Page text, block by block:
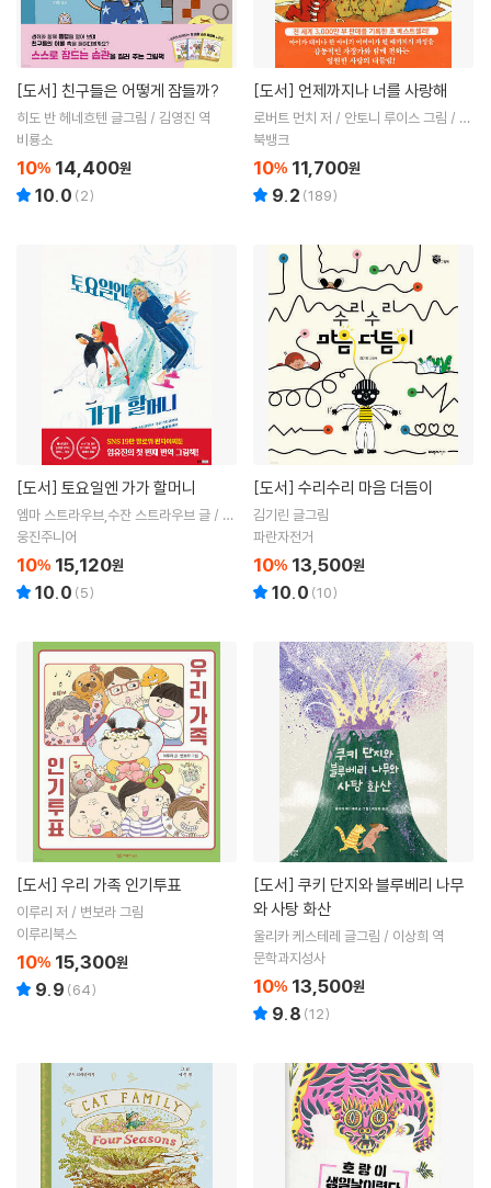
[도서] 친구들은 어떻게 잠들까?
히도 반 헤네흐텐 글그림 / 김영진 역
비룡소
10% 14,400원
10.0 (2)
[도서] 언제까지나 너를 사랑해
로버트 먼치 저 / 안토니 루이스 그림 / 김
숙 역
북뱅크
10% 11,700원
9.2 (189)
[도서] 토요일엔 가가 할머니
엠마 스트라우브,수잔 스트라우브 글 / 제
시카 러브 그림 / 엄유진 역
웅진주니어
10% 15,120원
10.0 (5)
[도서] 수리수리 마음 더듬이
김기린 글그림
파란자전거
10% 13,500원
10.0 (10)
[도서] 우리 가족 인기투표
이루리 저 / 변보라 그림
이루리북스
10% 15,300원
9.9 (64)
[도서]
와 사탕 화산
울리카 케스테레 글그림 / 이상희 역
문학과지성사
10% 13,500원
9.8 (12)